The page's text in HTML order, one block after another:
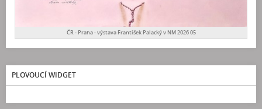
ČR - Praha - výstava František Palacký v NM 2026 05
PLOVOUCÍ WIDGET